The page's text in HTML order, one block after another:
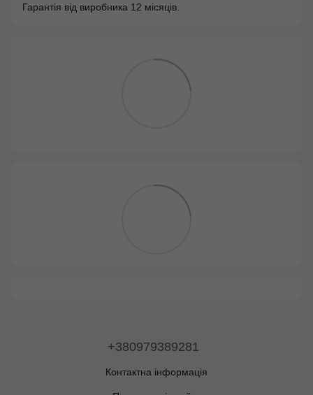
Гарантія від виробника 12 місяців.
+380979389281
Контактна інформація